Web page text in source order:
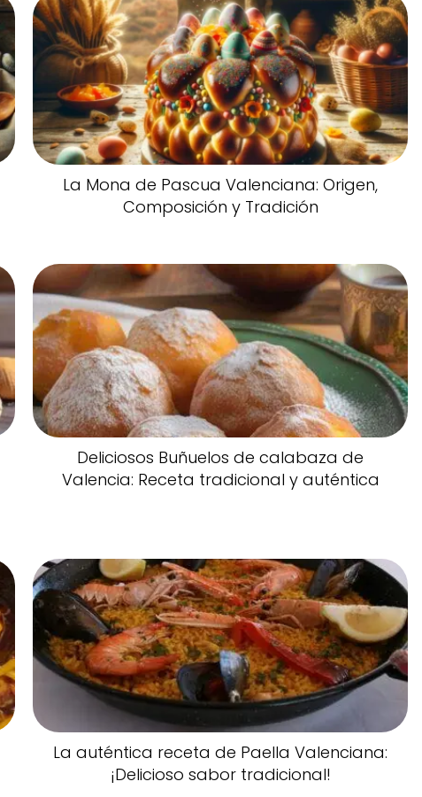
La Mona de Pascua Valenciana: Origen,
Composición y Tradición
Deliciosos Buñuelos de calabaza de
Valencia: Receta tradicional y auténtica
La auténtica receta de Paella Valenciana:
¡Delicioso sabor tradicional!